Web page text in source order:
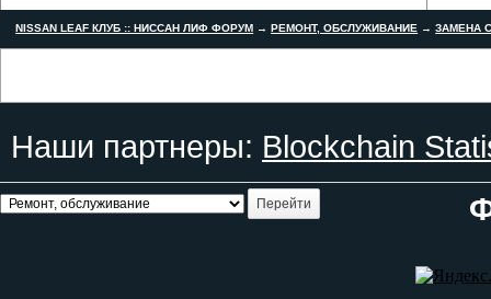
NISSAN LEAF КЛУБ :: НИССАН ЛИФ ФОРУМ →РЕМОНТ, ОБСЛУЖИВАНИЕ →ЗАМЕНА
Наши партнеры: Blockchain